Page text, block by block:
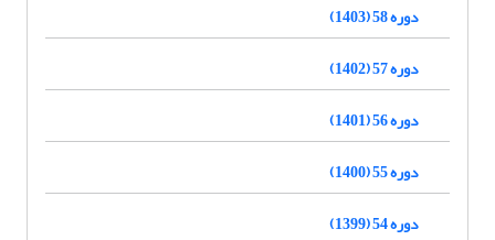
دوره 58 (1403)
دوره 57 (1402)
دوره 56 (1401)
دوره 55 (1400)
دوره 54 (1399)